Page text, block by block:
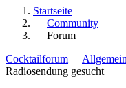
Startseite
Community
Forum
Cocktailforum
Radiosendung gesucht